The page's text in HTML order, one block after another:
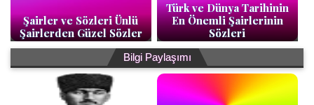
Şairler ve Sözleri Ünlü
Şairlerden Güzel Sözler
Türk ve Dünya Tarihinin
En Önemli Şairlerinin
Sözleri
Bilgi Paylaşımı